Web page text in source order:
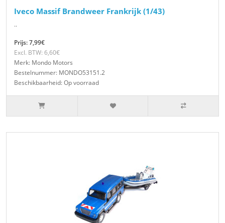
Iveco Massif Brandweer Frankrijk (1/43)
..
Prijs: 7,99€
Excl. BTW: 6,60€
Merk: Mondo Motors
Bestelnummer: MONDO53151.2
Beschikbaarheid: Op voorraad